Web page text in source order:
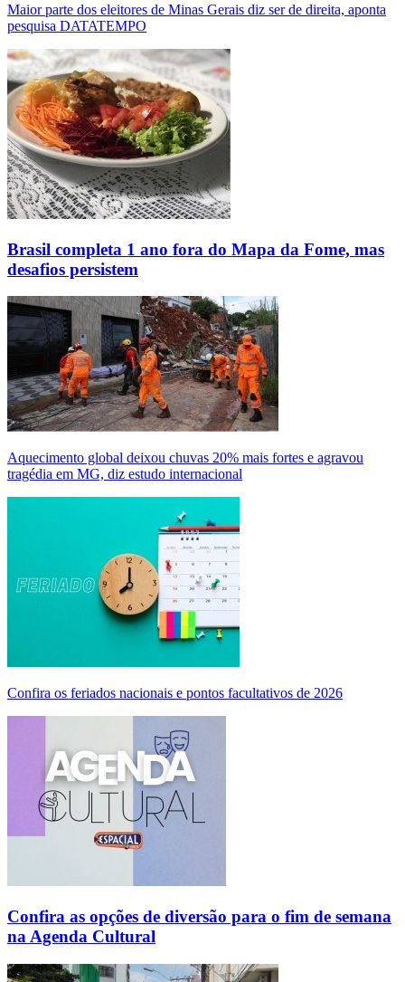
Maior parte dos eleitores de Minas Gerais diz ser de direita, aponta
pesquisa DATATEMPO
Brasil completa 1 ano fora do Mapa da Fome, mas
desafios persistem
Aquecimento global deixou chuvas 20% mais fortes e agravou
tragédia em MG, diz estudo internacional
Confira os feriados nacionais e pontos facultativos de 2026
Confira as opções de diversão para o fim de semana
na Agenda Cultural